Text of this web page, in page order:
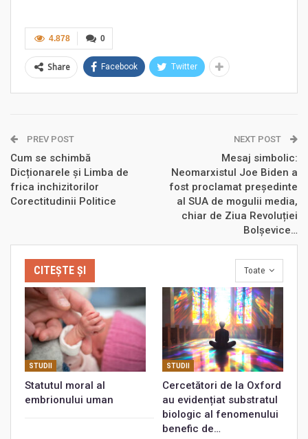
0
4.878
Share Facebook Twitter
PREV POST
Cum se schimbă
Dicționarele și Limba de
frica inchizitorilor
Corectitudinii Politice
NEXT POST
Mesaj simbolic:
Neomarxistul Joe Biden a
fost proclamat președinte
al SUA de mogulii media,
chiar de Ziua Revoluției
Bolșevice…
Toate
CITEȘTE ȘI
STUDII
Statutul moral al
embrionului uman
STUDII
Cercetători de la Oxford
au evidențiat substratul
biologic al fenomenului
benefic de…